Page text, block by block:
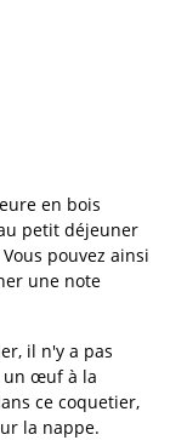
en bois
petit déjeuner
pouvez ainsi
une note
il n'y a pas
un œuf à la
ce coquetier,
la nappe.